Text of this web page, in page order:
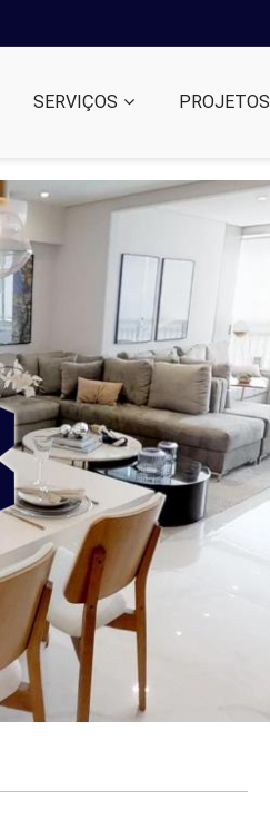
SERVIÇOS PROJETOS